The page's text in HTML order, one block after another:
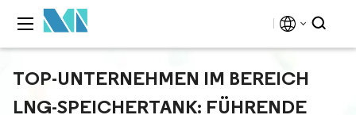
TOP-UNTERNEHMEN IM BEREICH
LNG-SPEICHERTANK: FÜHRENDE